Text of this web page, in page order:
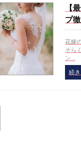
【
プ
花嫁
そら
ン...
続